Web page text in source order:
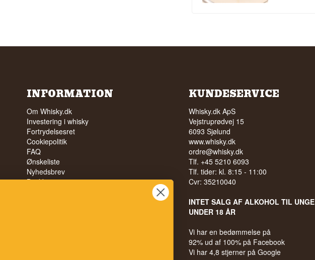
INFORMATION
Om Whisky.dk
Investering i whisky
Fortrydelsesret
Cookiepolitik
FAQ
Ønskeliste
Nyhedsbrev
Butikken
KUNDESERVICE
Whisky.dk ApS
Vejstruprødvej 15
6093 Sjølund
www.whisky.dk
ordre@whisky.dk
Tlf. +45 5210 6093
Tlf. tider: kl. 8:15 - 11:00
Cvr: 35210040
INTET SALG AF ALKOHOL TIL UNGE
UNDER 18 ÅR
Vi har en bedømmelse på
92% ud af 100% på Facebook
Vi har 4,8 stjerner på Google
FØLG MED HOS WHISKY.DK
hvor du optjener 5% på alle dine ordrer. Du kan